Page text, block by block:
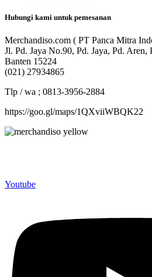
Hubungi kami untuk pemesanan
Merchandiso.com ( PT Panca Mitra
Jl. Pd. Jaya No.90, Pd. Jaya, Pd. Aren,
Banten 15224
(021) 27934865
Tlp / wa ; 0813-3956-2884
https://goo.gl/maps/1QXviiWBQK22
Youtube